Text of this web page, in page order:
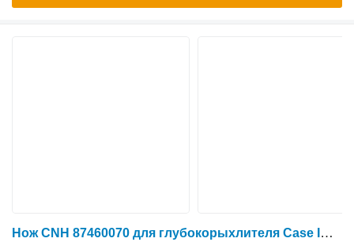
Нож CNH 87460070 для глубокорыхлителя Case IH Ecolotiger